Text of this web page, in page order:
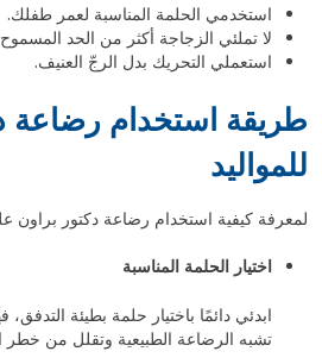
استخدمي الحلمة المناسبة لعمر طفلك.
لا تملئي الزجاجة أكثر من الحد
استعملي التحريك بدل الرجّ العنيف.
طريقة استخدام رضاعة
للمواليد
لمعرفة كيفية استخدام رضاعة دكتور براون
اختيار الحلمة المناسبة
ابدئي دائمًا باختيار حلمة بطيئة التدفق،
تشبه الرضاعة الطبيعية وتقلل من خطر